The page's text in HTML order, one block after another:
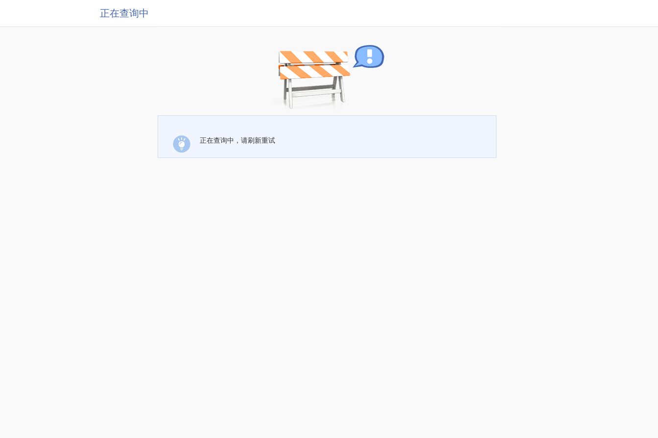
正在查询中
正在查询中，请刷新重试